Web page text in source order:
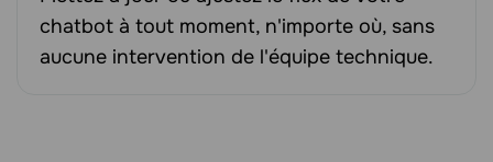
chatbot à tout moment, n'importe où, sans
aucune intervention de l'équipe technique.